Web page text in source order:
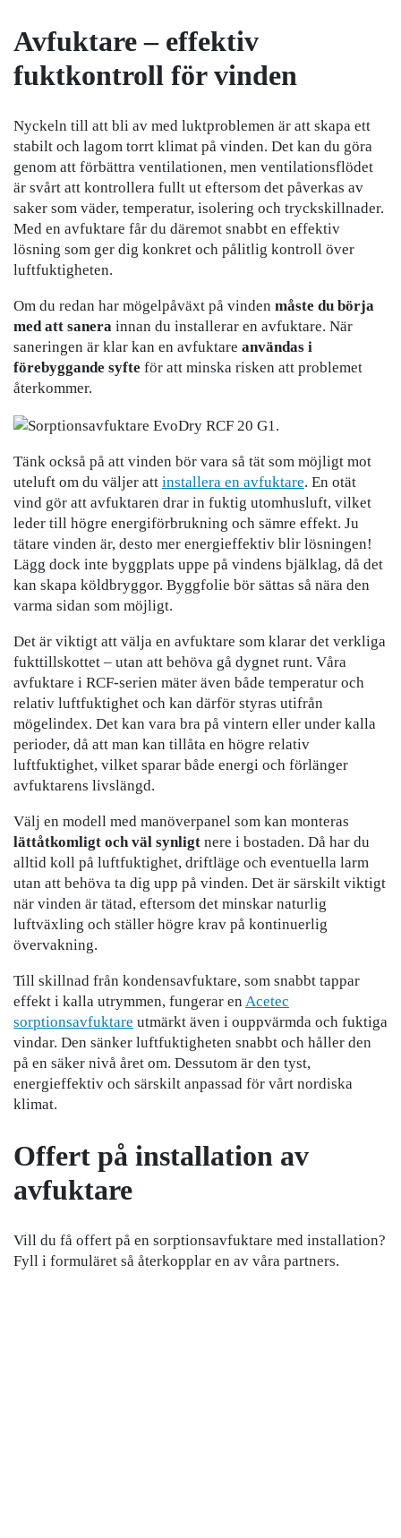
Avfuktare – effektiv
fuktkontroll för vinden
Nyckeln till att bli av med luktproblemen är att skapa ett
stabilt och lagom torrt klimat på vinden. Det kan du göra
genom att förbättra ventilationen, men ventilationsflödet
är svårt att kontrollera fullt ut eftersom det påverkas av
saker som väder, temperatur, isolering och tryckskillnader.
Med en avfuktare får du däremot snabbt en effektiv
lösning som ger dig konkret och pålitlig kontroll över
luftfuktigheten.
Om du redan har mögelpåväxt på vinden måste du börja
med att sanera innan du installerar en avfuktare. När
saneringen är klar kan en avfuktare användas i
förebyggande syfte för att minska risken att problemet
återkommer.
Tänk också på att vinden bör vara så tät som möjligt mot
uteluft om du väljer att installera en avfuktare. En otät
vind gör att avfuktaren drar in fuktig utomhusluft, vilket
leder till högre energiförbrukning och sämre effekt. Ju
tätare vinden är, desto mer energieffektiv blir lösningen!
Lägg dock inte byggplats uppe på vindens bjälklag, då det
kan skapa köldbryggor. Byggfolie bör sättas så nära den
varma sidan som möjligt.
Det är viktigt att välja en avfuktare som klarar det verkliga
fukttillskottet – utan att behöva gå dygnet runt. Våra
avfuktare i RCF-serien mäter även både temperatur och
relativ luftfuktighet och kan därför styras utifrån
mögelindex. Det kan vara bra på vintern eller under kalla
perioder, då att man kan tillåta en högre relativ
luftfuktighet, vilket sparar både energi och förlänger
avfuktarens livslängd.
Välj en modell med manöverpanel som kan monteras
lättåtkomligt och väl synligt nere i bostaden. Då har du
alltid koll på luftfuktighet, driftläge och eventuella larm
utan att behöva ta dig upp på vinden. Det är särskilt viktigt
när vinden är tätad, eftersom det minskar naturlig
luftväxling och ställer högre krav på kontinuerlig
övervakning.
Till skillnad från kondensavfuktare, som snabbt tappar
effekt i kalla utrymmen, fungerar en Acetec
sorptionsavfuktare utmärkt även i ouppvärmda och fuktiga
vindar. Den sänker luftfuktigheten snabbt och håller den
på en säker nivå året om. Dessutom är den tyst,
energieffektiv och särskilt anpassad för vårt nordiska
klimat.
Offert på installation av
avfuktare
Vill du få offert på en sorptionsavfuktare med installation?
Fyll i formuläret så återkopplar en av våra partners.